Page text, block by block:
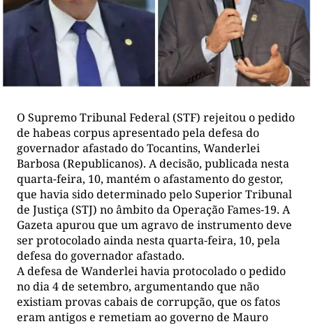
O Supremo Tribunal Federal (STF) rejeitou o pedido
de habeas corpus apresentado pela defesa do
governador afastado do Tocantins, Wanderlei
Barbosa (Republicanos). A decisão, publicada nesta
quarta-feira, 10, mantém o afastamento do gestor,
que havia sido determinado pelo Superior Tribunal
de Justiça (STJ) no âmbito da Operação Fames-19. A
Gazeta apurou que um agravo de instrumento deve
ser protocolado ainda nesta quarta-feira, 10, pela
defesa do governador afastado.
A defesa de Wanderlei havia protocolado o pedido
no dia 4 de setembro, argumentando que não
existiam provas cabais de corrupção, que os fatos
eram antigos e remetiam ao governo de Mauro